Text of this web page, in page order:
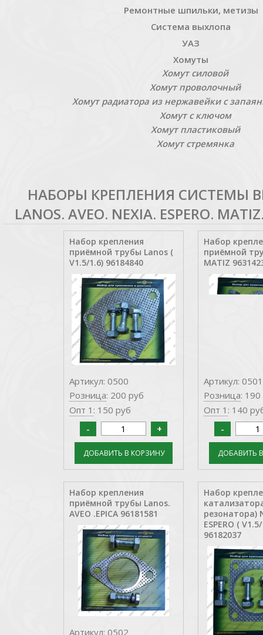
Ремонтные шпильки, метизы
Система выхлопа
УАЗ
Хомуты
Хомут силовой
Хомут проволочный
Хомут радиатора из нержавейки с
Хомут с ключом
Хомут пластиковый
Хомут стремянка
НАБОРЫ КРЕПЛЕНИЯ СИСТЕМЫ
LANOS. AVEO. NEXIA. ESPERO.
Набор крепления
приёмной трубы Lanos (
V1.5/1.6) 96184840
Артикул: 0500
Розница: 200 руб
Опт 1 : 150 руб
Набор
приёмной
MATIZ
Артикул: 0501
Розница:
Опт 1 : 140
Набор крепления
приёмной трубы Lanos.
AVEO .EPICA 96181581
Артикул: 0502
Набор
резонатора)
ESPERO (
96182037